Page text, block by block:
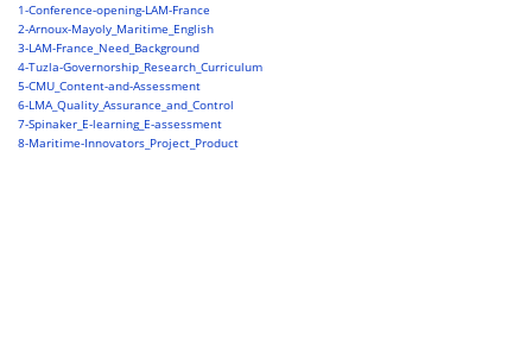
1-Conference-opening-LAM-France
2-Arnoux-Mayoly_Maritime_English
3-LAM-France_Need_Background
4-Tuzla-Governorship_Research_Curriculum
5-CMU_Content-and-Assessment
6-LMA_Quality_Assurance_and_Control
7-Spinaker_E-learning_E-assessment
8-Maritime-Innovators_Project_Product